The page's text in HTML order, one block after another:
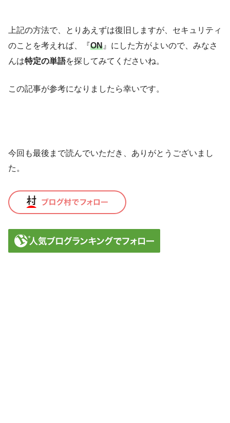
上記の方法で、とりあえずは復旧しますが、セキュリティ
のことを考えれば、『ON 』にした方がよいので、みなさ
んは特定の単語を探してみてくださいね。
この記事が参考になりましたら幸いです。
今回も最後まで読んでいただき、ありがとうございまし
た。